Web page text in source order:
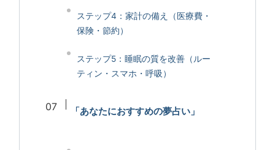
ステップ4：家計の備え（医療費・
保険・節約）
ステップ5：睡眠の質を改善（ルー
ティン・スマホ・呼吸）
「あなたにおすすめの夢占い」